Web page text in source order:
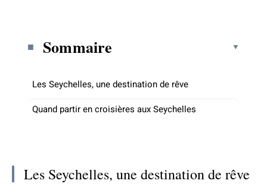
Sommaire
Les Seychelles, une destination de rêve
Quand partir en croisières aux Seychelles
Les Seychelles, une destination de rêve